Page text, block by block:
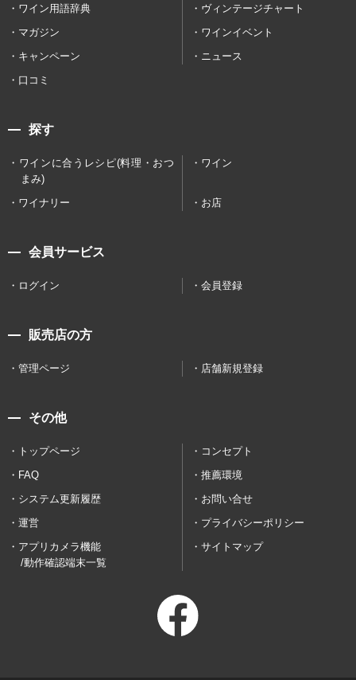
ワイン用語辞典
ヴィンテージチャート
マガジン
ワインイベント
キャンペーン
ニュース
口コミ
探す
ワインに合うレシピ(料理・おつ
まみ)
ワイン
ワイナリー お店
会員サービス
ログイン 会員登録
販売店の方
管理ページ 店舗新規登録
その他
トップページ
コンセプト
FAQ
推薦環境
システム更新履歴
お問い合せ
運営
プライバシーポリシー
アプリカメラ機能
/動作確認端末一覧
サイトマップ